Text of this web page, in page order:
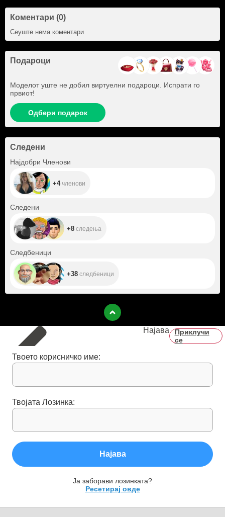
Коментари (0)
Сеуште нема коментари
Подароци
Моделот уште не добил виртуелни подароци. Испрати го
првиот!
Одбери подарок
Следени
Најдобри Членови
+4членови
Следени
+8 следења
Следбеници
+38 следбеници
Најава
Приклучи
се
Твоето корисничко име:
Твојата Лозинка:
Најава
Ја заборави лозинката?
Ресетирај овде